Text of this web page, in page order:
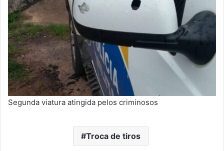
Segunda viatura atingida pelos criminosos
Troca de tiros